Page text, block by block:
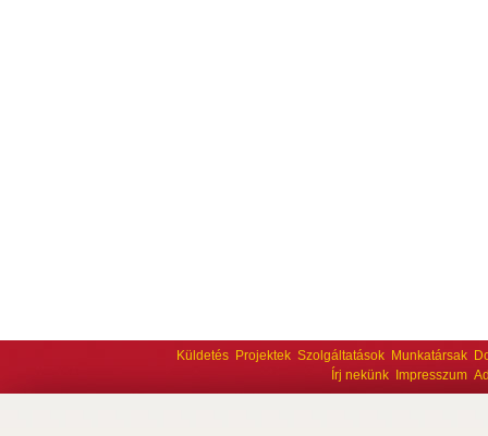
Küldetés Projektek Szolgáltatások Munkatársak
Írj nekünk
Impresszum